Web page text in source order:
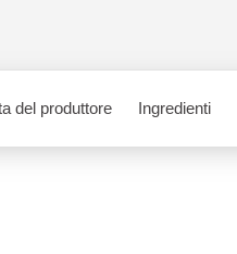
del produttore Ingredienti